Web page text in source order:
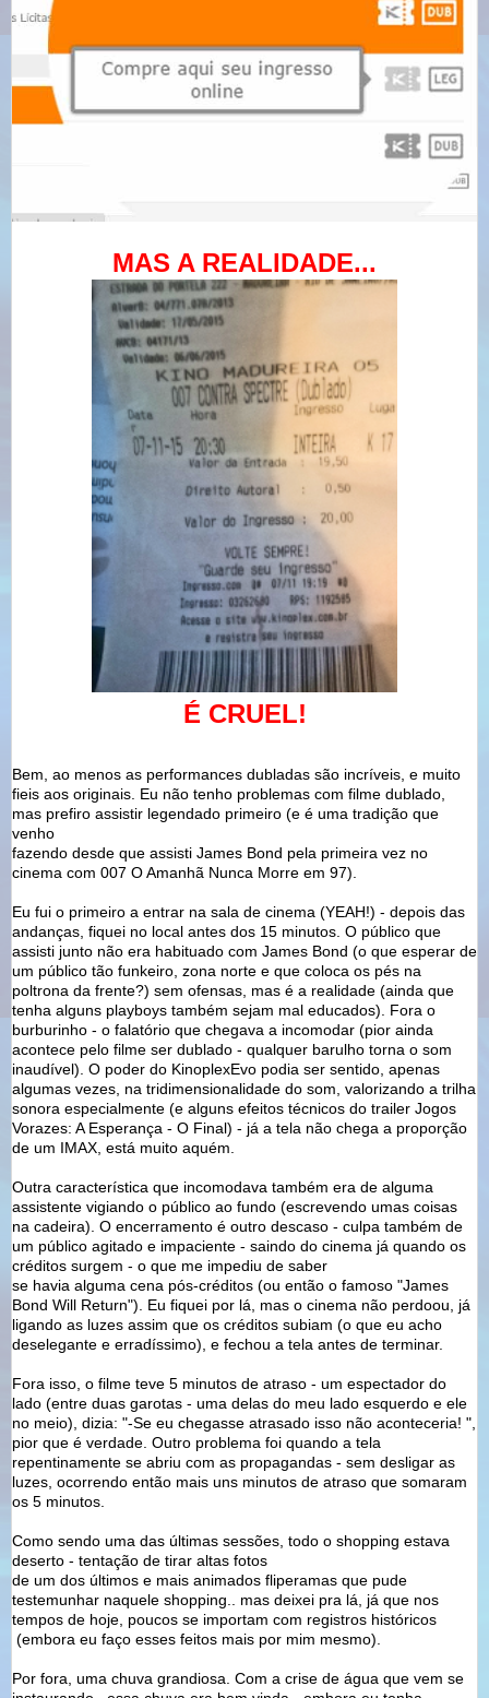
MAS A REALIDADE...
É CRUEL!
Bem, ao menos as performances dubladas são incríveis, e muito
fieis aos originais. Eu não tenho problemas com filme dublado,
mas prefiro assistir legendado primeiro (e é uma tradição que
venho
fazendo desde que assisti James Bond pela primeira vez no
cinema com 007 O Amanhã Nunca Morre em 97).
Eu fui o primeiro a entrar na sala de cinema (YEAH!) - depois das
andanças, fiquei no local antes dos 15 minutos. O público que
assisti junto não era habituado com James Bond (o que esperar de
um público tão funkeiro, zona norte e que coloca os pés na
poltrona da frente?) sem ofensas, mas é a realidade (ainda que
tenha alguns playboys também sejam mal educados). Fora o
burburinho - o falatório que chegava a incomodar (pior ainda
acontece pelo filme ser dublado - qualquer barulho torna o som
inaudível). O poder do KinoplexEvo podia ser sentido, apenas
algumas vezes, na tridimensionalidade do som, valorizando a trilha
sonora especialmente (e alguns efeitos técnicos do trailer Jogos
Vorazes: A Esperança - O Final) - já a tela não chega a proporção
de um IMAX, está muito aquém.
Outra característica que incomodava também era de alguma
assistente vigiando o público ao fundo (escrevendo umas coisas
na cadeira). O encerramento é outro descaso - culpa também de
um público agitado e impaciente - saindo do cinema já quando os
créditos surgem - o que me impediu de saber
se havia alguma cena pós-créditos (ou então o famoso "James
Bond Will Return"). Eu fiquei por lá, mas o cinema não perdoou, já
ligando as luzes assim que os créditos subiam (o que eu acho
deselegante e erradíssimo), e fechou a tela antes de terminar.
Fora isso, o filme teve 5 minutos de atraso - um espectador do
lado (entre duas garotas - uma delas do meu lado esquerdo e ele
no meio), dizia: "-Se eu chegasse atrasado isso não aconteceria! ",
pior que é verdade. Outro problema foi quando a tela
repentinamente se abriu com as propagandas - sem desligar as
luzes, ocorrendo então mais uns minutos de atraso que somaram
os 5 minutos.
Como sendo uma das últimas sessões, todo o shopping estava
deserto - tentação de tirar altas fotos
de um dos últimos e mais animados fliperamas que pude
testemunhar naquele shopping.. mas deixei pra lá, já que nos
tempos de hoje, poucos se importam com registros históricos
(embora eu faço esses feitos mais por mim mesmo).
Por fora, uma chuva grandiosa. Com a crise de água que vem se